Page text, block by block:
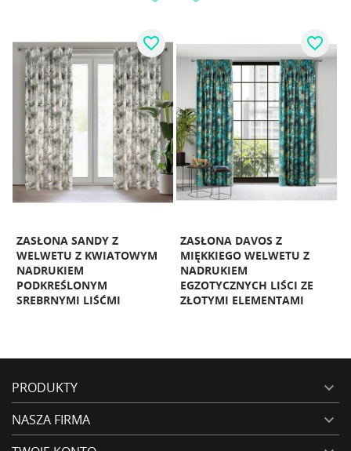
ZASŁONA SANDY Z
WELWETU Z KWIATOWYM
NADRUKIEM
PODKREŚLONYM
SREBRNYMI LIŚĆMI
favorite_border
ZASŁONA DAVOS Z
MIĘKKIEGO WELWETU Z
NADRUKIEM
EGZOTYCZNYCH LIŚCI ZE
ZŁOTYMI ELEMENTAMI
favorite_border
PRODUKTY 
NASZA FIRMA 